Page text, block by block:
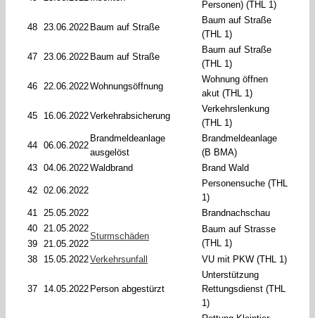
Personen) (THL 1)
48 23.06.2022 Baum auf Straße
Baum auf Straße
(THL 1)
47 23.06.2022 Baum auf Straße
Baum auf Straße
(THL 1)
46 22.06.2022Wohnungsöffnung
Wohnung öffnen
akut (THL 1)
45 16.06.2022Verkehrabsicherung
Verkehrslenkung
(THL 1)
44 06.06.2022
Brandmeldeanlage
ausgelöst
Brandmeldeanlage
(B BMA)
43 04.06.2022Waldbrand Brand Wald
42 02.06.2022
Personensuche (THL
1)
41 25.05.2022
Brandnachschau
40 21.05.2022
Sturmschäden
Baum auf Strasse
(THL 1)
39 21.05.2022
38
15.05.2022Verkehrsunfall VU mit PKW (THL 1)
37 14.05.2022 Person abgestürzt
Unterstützung
Rettungsdienst (THL
1)